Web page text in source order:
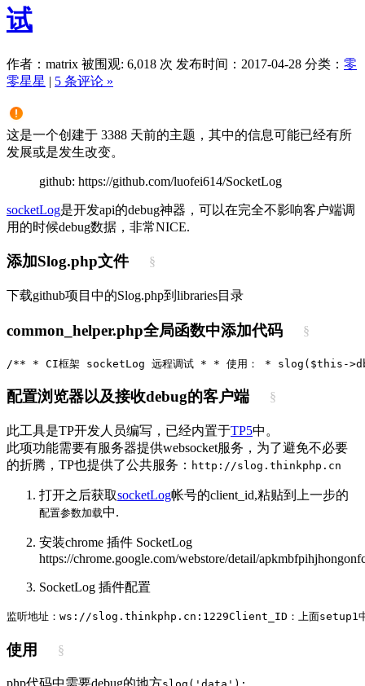
试
作者：matrix 被围观: 6,018 次 发布时间：2017-04-28 分类： 零
零星星 | 5 条评论 »
这是一个创建于 3388 天前的主题，其中的信息可能已经有所
发展或是发生改变。
github: https://github.com/luofei614/SocketLog
socketLog是开发api的debug神器，可以在完全不影响客户端调
用的时候debug数据，非常NICE.
添加Slog.php文件 §
下载github项目中的Slog.php到libraries目录
common_helper.php全局函数中添加代码 §
/** * CI框架 socketLog 远程调试 * * 使用： * slog($this-
配置浏览器以及接收debug的客户端 §
此工具是TP开发人员编写，已经内置于TP5中。
此项功能需要有服务器提供websocket服务，为了避免不必要
的折腾，TP也提供了公共服务： http://slog.thinkphp.cn
打开之后获取socketLog帐号的client_id,粘贴到上一步的
配置参数加载中.
安装chrome 插件 SocketLog
https://chrome.google.com/webstore/detail/
SocketLog 插件配置
监听地址：ws://slog.thinkphp.cn:1229Client_ID：上面setup1
使用 §